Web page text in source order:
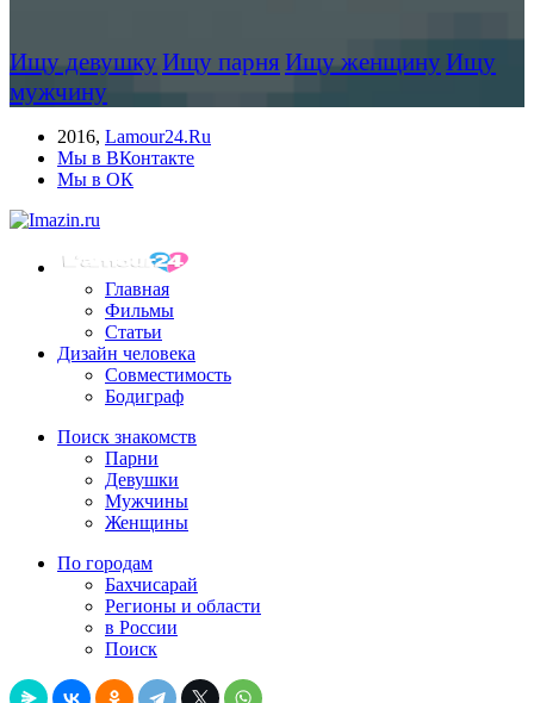
Ищу девушкуИщу парня Ищу женщинуИщу
мужчину
2016, Lamour24.Ru
Мы в ВКонтакте
Мы в ОК
Главная
Фильмы
Статьи
Дизайн человека
Совместимость
Бодиграф
Поиск знакомств
Парни
Девушки
Мужчины
Женщины
По городам
Бахчисарай
Регионы и области
в России
Поиск